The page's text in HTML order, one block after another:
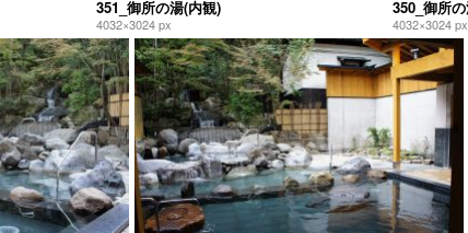
351_御所の湯(内観)
4032×3024 px
350_御所
4032×3024 px